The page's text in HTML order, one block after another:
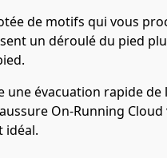
de motifs qui vous
un déroulé du pied
une évacuation rapide
On-Running
idéal.